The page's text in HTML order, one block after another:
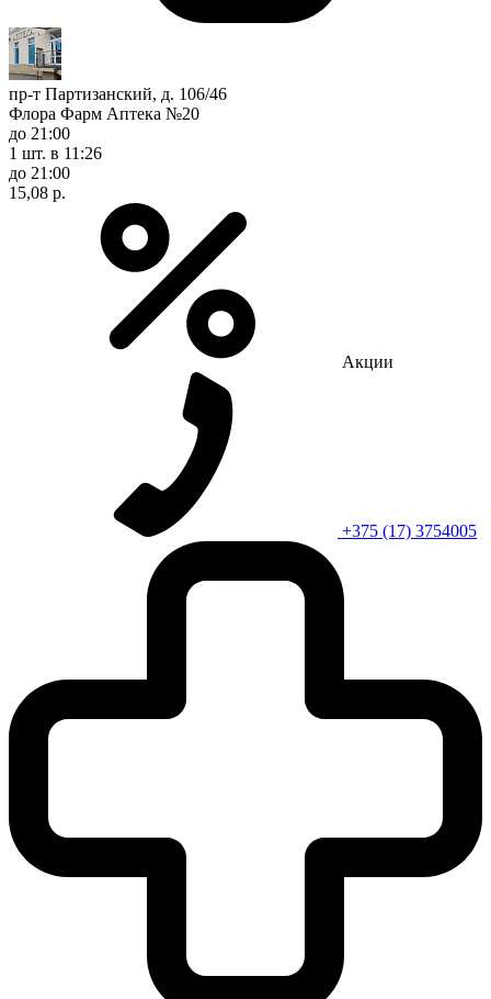
пр-т Партизанский, д. 106/46
Флора Фарм Аптека №20
до 21:00
1 шт. в 11:26
до 21:00
15,08 р.
Акции
+375 (17) 3754005